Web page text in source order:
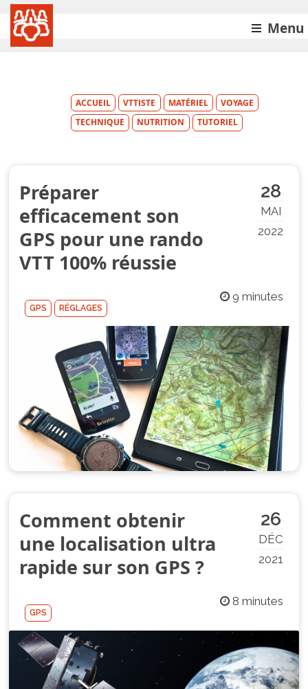
Menu
ACCUEIL VTTISTE MATÉRIEL
VOYAGE
TECHNIQUE
NUTRITION TUTORIEL
28
MAI
2022
Préparer
efficacement son
GPS pour une rando
VTT 100% réussie
9 minutes
GPS RÉGLAGES
26
DÉC
2021
Comment obtenir
une localisation ultra
rapide sur son GPS ?
8 minutes
GPS